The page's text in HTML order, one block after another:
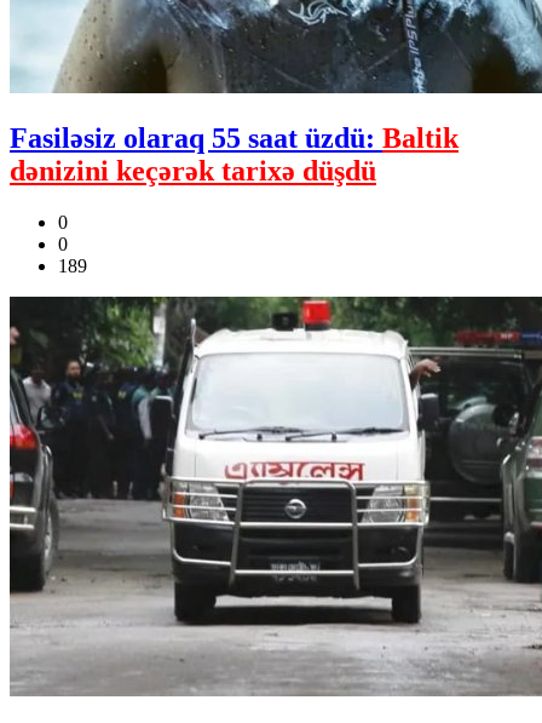
Fasiləsiz olaraq 55 saat üzdü: Baltik
dənizini keçərək tarixə düşdü
0
0
189